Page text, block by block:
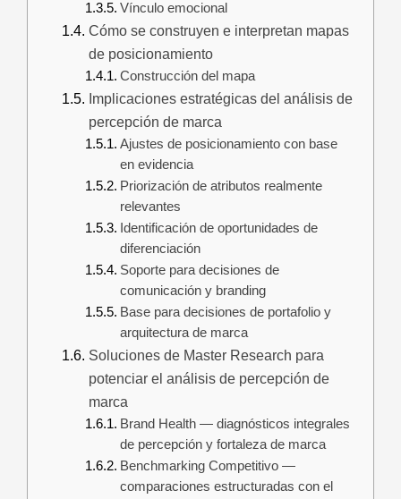
Vínculo emocional
Cómo se construyen e interpretan mapas
de posicionamiento
Construcción del mapa
Implicaciones estratégicas del análisis de
percepción de marca
Ajustes de posicionamiento con base
en evidencia
Priorización de atributos realmente
relevantes
Identificación de oportunidades de
diferenciación
Soporte para decisiones de
comunicación y branding
Base para decisiones de portafolio y
arquitectura de marca
Soluciones de Master Research para
potenciar el análisis de percepción de
marca
Brand Health — diagnósticos integrales
de percepción y fortaleza de marca
Benchmarking Competitivo —
comparaciones estructuradas con el